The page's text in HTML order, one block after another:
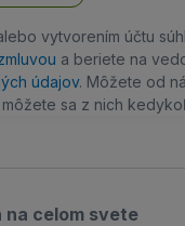
vytvorením účtu
a beriete na
údajov. Môžete od
môžete sa z nich
na celom svete